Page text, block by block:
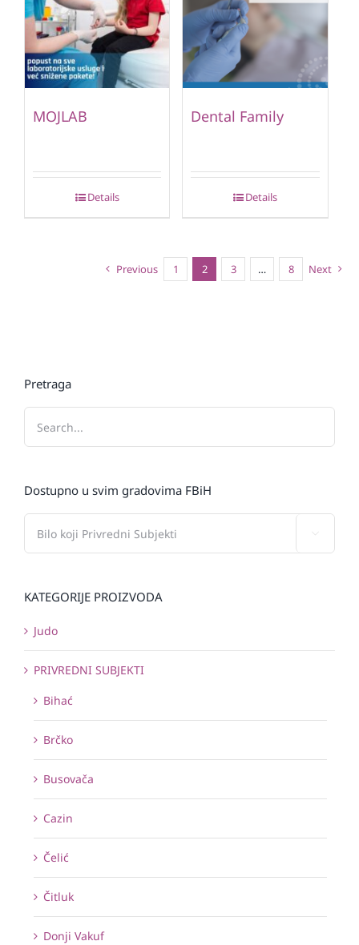
MOJLAB
Details
Dental Family
Details
Previous 1 2 3 … 8 Next
Pretraga
Dostupno u svim gradovima FBiH
KATEGORIJE PROIZVODA
Judo
PRIVREDNI SUBJEKTI
Bihać
Brčko
Busovača
Cazin
Čelić
Čitluk
Donji Vakuf